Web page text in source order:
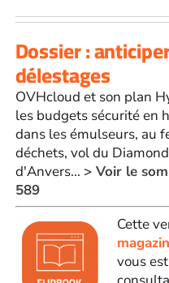
Dossier :
délestages
OVHcloud et son plan
les budgets sécurité en
dans les émulseurs, au
déchets, vol du
d'Anvers... > Voir le
589
Cette
vous